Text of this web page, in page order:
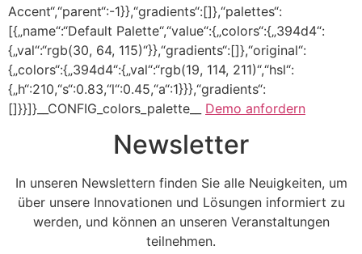
Accent“,“parent“:-1}},“gradients“:[]},“palettes“:
[{„name“:“Default Palette“,“value“:{„colors“:{„394d4“:
{„val“:“rgb(30, 64, 115)“}},“gradients“:[]},“original“:
{„colors“:{„394d4“:{„val“:“rgb(19, 114, 211)“,“hsl“:
{„h“:210,“s“:0.83,“l“:0.45,“a“:1}}},“gradients“:
[]}}]}__CONFIG_colors_palette__ Demo anfordern
Newsletter
In unseren Newslettern finden Sie alle Neuigkeiten, um
über unsere Innovationen und Lösungen informiert zu
werden, und können an unseren Veranstaltungen
teilnehmen.